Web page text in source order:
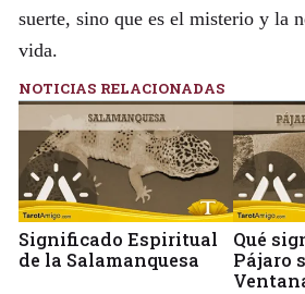
suerte, sino que es el misterio y la
vida.
NOTICIAS RELACIONADAS
Significado Espiritual
de la Salamanquesa
Qué
Pájaro